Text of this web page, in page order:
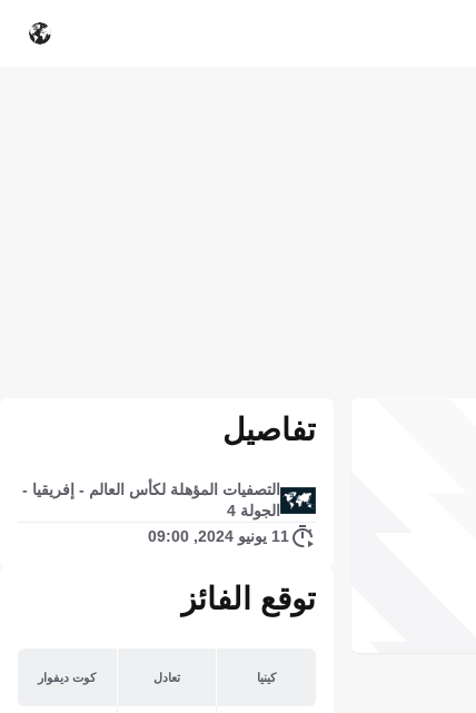
تفاصيل
التصفيات المؤهلة لكأس العالم - إفريقيا -
الجولة 4
11 يونيو 2024, 09:00
توقع الفائز
كينيا تعادل كوت ديفوار